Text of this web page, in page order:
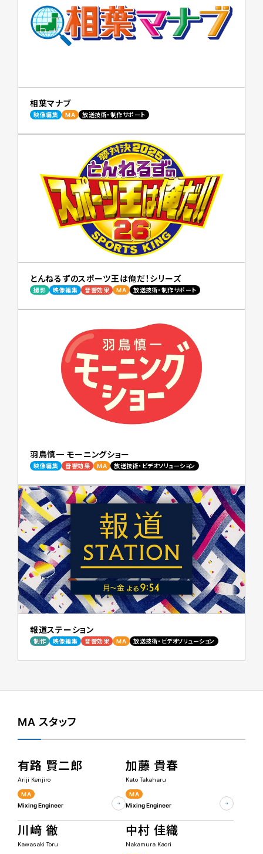
相葉マナブ
映像編集 MA 放送技術・制作サポート
とんねるずのスポーツ王は俺だ！シリーズ
撮影 映像編集 音響効果 MA 放送技術・制作サポート
羽鳥慎一 モーニングショー
映像編集 音響効果 MA 放送技術・ビデオソリューション
報道ステーション
制作 映像編集 音響効果 MA 放送技術・ビデオソリューション
MA スタッフ
有路 賢二郎
Ariji Kenjiro
MA
Mixing Engineer
加藤 貴春
Kato Takaharu
MA
Mixing Engineer
川﨑 徹
Kawasaki Toru
中村 佳織
Nakamura Kaori